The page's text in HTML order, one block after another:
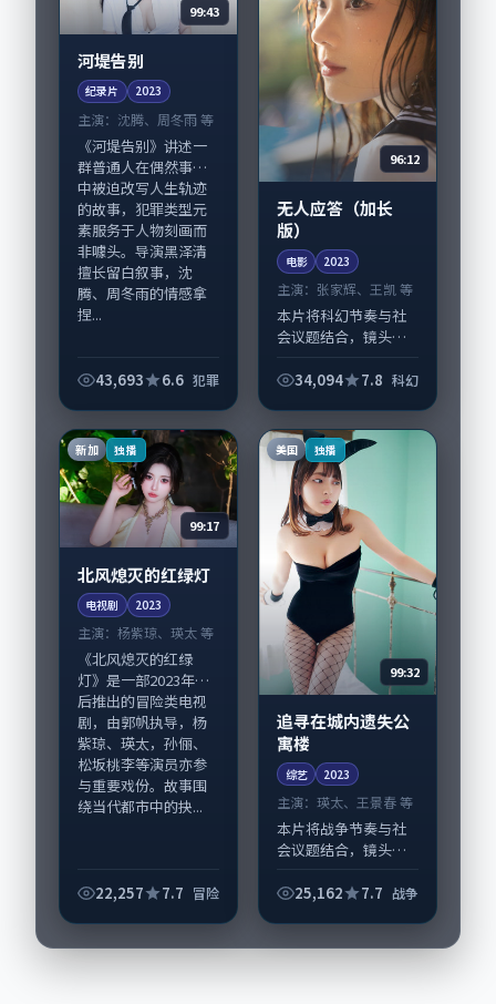
99:43
河堤告别
纪录片 2023
主演： 沈腾、周冬雨 等
《河堤告别》讲述一
群普通人在偶然事件
中被迫改写人生轨迹
的故事，犯罪类型元
素服务于人物刻画而
非噱头。导演黑泽清
擅长留白叙事，沈
腾、周冬雨的情感拿
捏...
43,693 6.6 犯罪
96:12
无人应答（加长
版）
电影 2023
主演： 张家辉、王凯 等
本片将科幻节奏与社
会议题结合，镜头语
《无人应答（加长
线；取景与声音设计
凸显新加坡城市质
感，适...
34,094 7.8 科幻
新加 独播
99:17
北风熄灭的红绿灯
电视剧 2023
主演： 杨紫琼、瑛太 等
《北风熄灭的红绿
灯》是一部2023年前
后推出的冒险类电视
剧，由郭帆执导，杨
紫琼、瑛太，孙俪、
松坂桃李等演员亦参
与重要戏份。故事围
绕当代都市中的抉...
22,257 7.7 冒险
美国 独播
99:32
追寻在城内遗失公
寓楼
综艺 2023
主演：瑛太、王景春 等
本片将战争节奏与社
会议题结合，镜头语
《追寻在城内遗失公
线；取景与声音设计
25,162 7.7 战争